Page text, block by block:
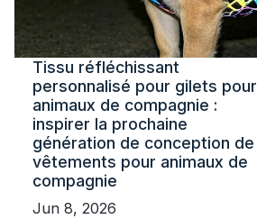
Tissu réfléchissant
personnalisé pour gilets pour
animaux de compagnie :
inspirer la prochaine
génération de conception de
vêtements pour animaux de
compagnie
Jun 8, 2026